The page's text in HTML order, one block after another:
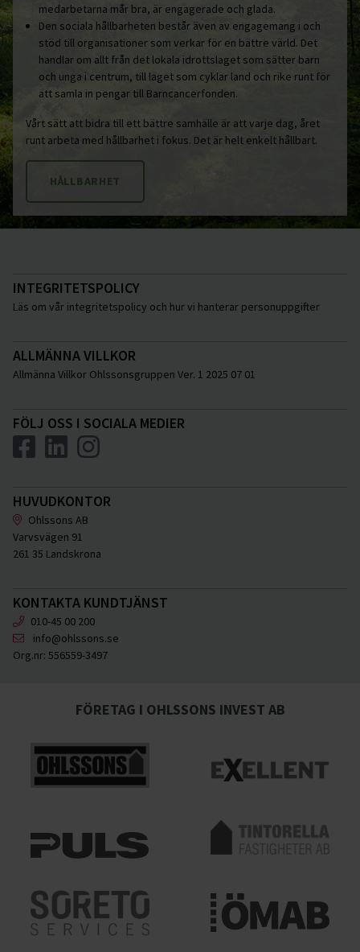
medarbetarna mår bra, är engagerade och glada.
Den sociala hållbarheten består även av engagemang i och
stöd till organisationer som verkar för en bättre värld. Det
handlar om allt från det lokala idrottslaget som sätter barn
och unga i centrum, till laget som cyklar land och rike runt för
att samla in pengar till Barncancerfonden.
Vårt sätt att bidra till ett bättre samhälle är att varje dag, året
runt arbeta med hållbarhet i fokus. Det är helt enkelt hållbart.
HÅLLBARHET
INTEGRITETSPOLICY
Läs om vår integritetspolicy och hur vi hanterar personuppgifter
ALLMÄNNA VILLKOR
Allmänna Villkor Ohlssonsgruppen Ver. 1 2025 07 01
FÖLJ OSS I SOCIALA MEDIER
HUVUDKONTOR
Ohlssons AB
Varvsvägen 91
261 35 Landskrona
KONTAKTA KUNDTJÄNST
010-45 00 200
info@ohlssons.se
Org.nr: 556559-3497
FÖRETAG I OHLSSONS INVEST AB